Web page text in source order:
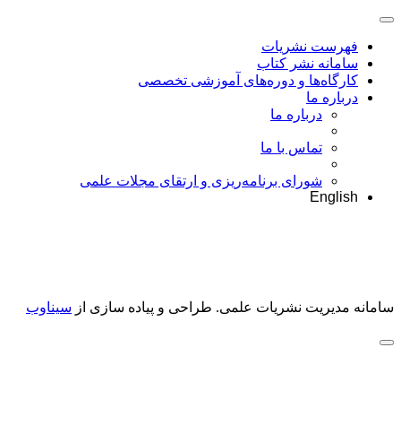
فهرست نشریات
سامانه نشر کتاب
کارگاه‌ها و دوره‌های آموزشی تخصصی
درباره ما
درباره ما
تماس با ما
شورای برنامه‌ریزی و ارتقای مجلات علمی
English
سامانه مدیریت نشریات علمی. طراحی و پیاده سازی از سیناوب